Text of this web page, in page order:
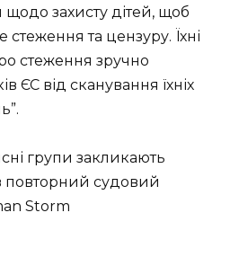
захисту дітей, щоб
та цензуру. Їхні
стеження зручно
ЄС від сканування їхніх
групи закликають
повторний судовий
Storm